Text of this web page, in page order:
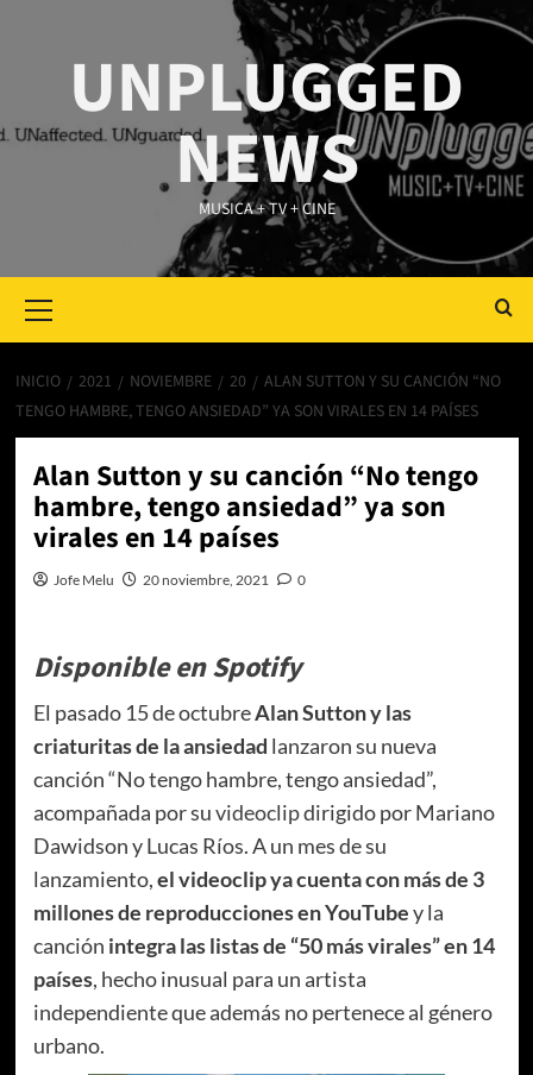
UNPLUGGED
NEWS
MUSICA + TV + CINE
Menu
INICIO 2021 NOVIEMBRE 20
ALAN SUTTON Y SU CANCIÓN “NO
TENGO HAMBRE, TENGO ANSIEDAD” YA SON VIRALES EN 14 PAÍSES
Alan Sutton y su canción “No tengo
hambre, tengo ansiedad” ya son
virales en 14 países
Jofe Melu 20 noviembre, 2021 0
Disponible en Spotify
El pasado 15 de octubreAlan Sutton y las
criaturitas de la ansiedad lanzaron su nueva
canción “No tengo hambre, tengo ansiedad”,
acompañada por suvideoclipdirigido por Mariano
Dawidson y Lucas Ríos. A un mes de su
lanzamiento,el videoclip ya cuenta con más de 3
millones de reproducciones en YouTubey la
canción integra las listas de “50 más virales” en 14
países, hecho inusual para un artista
independiente que además no pertenece al género
urbano.